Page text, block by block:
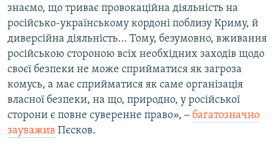
знаємо, що триває провокаційна діяльність на
російсько-українському кордоні поблизу Криму, й
диверсійна діяльність... Тому, безумовно, вживання
російською стороною всіх необхідних заходів щодо
своєї безпеки не може сприйматися як загроза
комусь, а має сприйматися як саме організація
власної безпеки, на що, природно, у російської
сторони є повне суверенне право», ‒ багатозначно
зауважив Пєсков.